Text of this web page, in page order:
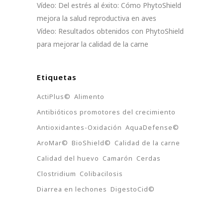
Vídeo: Del estrés al éxito: Cómo PhytoShield
mejora la salud reproductiva en aves
Vídeo: Resultados obtenidos con PhytoShield
para mejorar la calidad de la carne
Etiquetas
ActiPlus© Alimento
Antibióticos promotores del crecimiento
Antioxidantes-Oxidación AquaDefense©
AroMar© BioShield© Calidad de la carne
Calidad del huevo Camarón Cerdas
Clostridium Colibacilosis
Diarrea en lechones DigestoCid©